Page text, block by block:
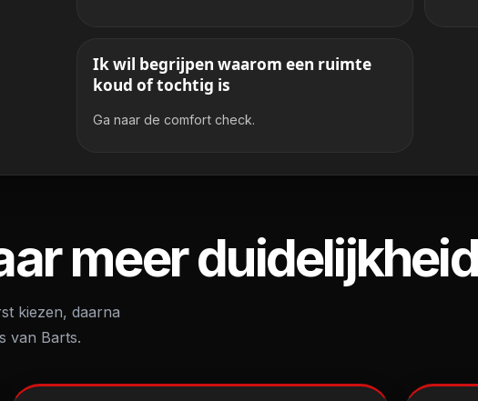
Ik wil begrijpen waarom een ruimte
koud of tochtig is
Ga naar de comfort check.
meer
kiezen, daarna
van Barts.